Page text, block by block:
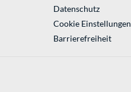
Datenschutz
Cookie Einstellungen
Barrierefreiheit